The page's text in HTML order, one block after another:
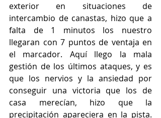
exterior en situaciones de
intercambio de canastas, hizo que a
falta de 1 minutos los nuestro
llegaran con 7 puntos de ventaja en
el marcador. Aquí llego la mala
gestión de los últimos ataques, y es
que los nervios y la ansiedad por
conseguir una victoria que los de
casa merecían, hizo que la
precipitación apareciera en la pista.